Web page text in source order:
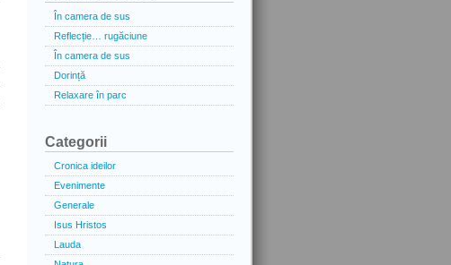
În camera de sus
Reflecție… rugăciune
În camera de sus
Dorință
Relaxare în parc
Categorii
Cronica ideilor
Evenimente
Generale
Isus Hristos
Lauda